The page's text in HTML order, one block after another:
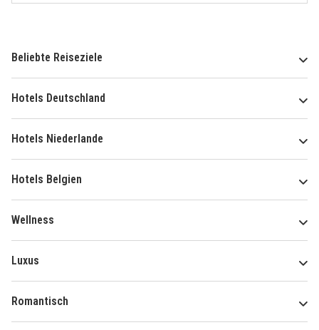
Beliebte Reiseziele
Hotels Deutschland
Hotels Niederlande
Hotels Belgien
Wellness
Luxus
Romantisch